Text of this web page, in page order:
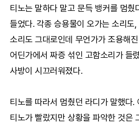
티노는 말하다 말고 문득 뱅커를 멈췄
들었다. 각종 승용물이 오가는 소리도
소리도 그대로인데 무언가가 조용해
어딘가에서 짜증 섞인 고함소리가 들
사방이 시끄러워졌다.
티노를 따라서 멈췄던 라디가 말했다.
티노가 빨랐지만 상황을 파악한 것은